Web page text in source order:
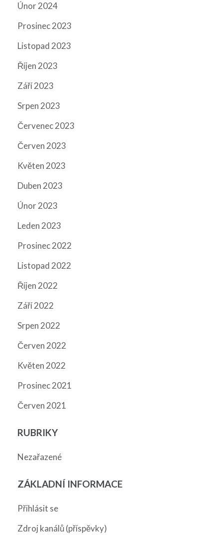
Únor 2024
Prosinec 2023
Listopad 2023
Říjen 2023
Září 2023
Srpen 2023
Červenec 2023
Červen 2023
Květen 2023
Duben 2023
Únor 2023
Leden 2023
Prosinec 2022
Listopad 2022
Říjen 2022
Září 2022
Srpen 2022
Červen 2022
Květen 2022
Prosinec 2021
Červen 2021
RUBRIKY
Nezařazené
ZÁKLADNÍ INFORMACE
Přihlásit se
Zdroj kanálů (příspěvky)